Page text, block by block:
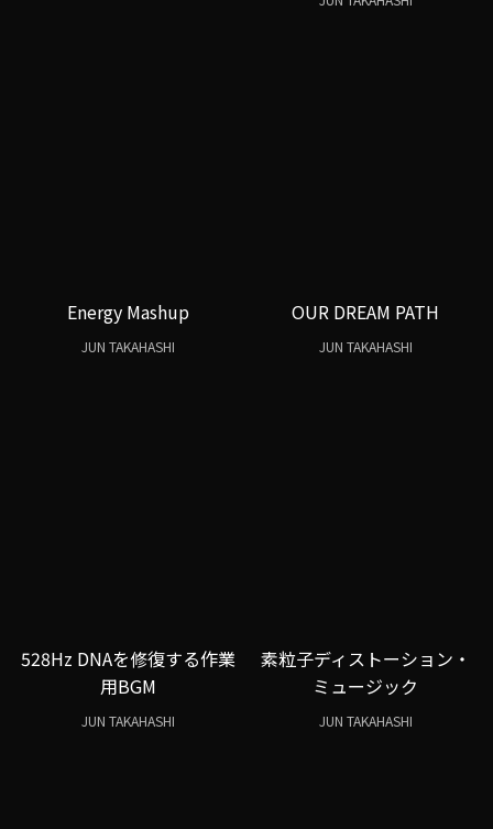
Energy Mashup
JUN TAKAHASHI
OUR DREAM PATH
JUN TAKAHASHI
528Hz DNAを修復する作業
用BGM
JUN TAKAHASHI
素粒子ディストーション・
ミュージック
JUN TAKAHASHI